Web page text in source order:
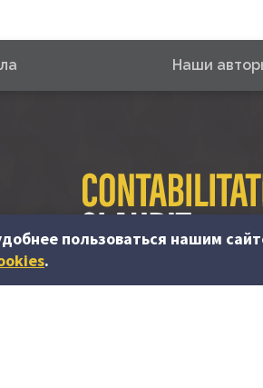
Наши
пользоваться нашим
.